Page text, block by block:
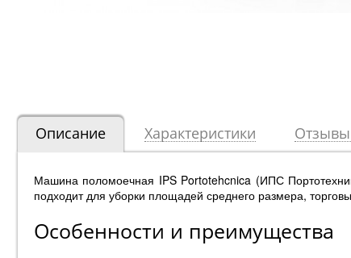
Описание Характеристики Отзывы
Машина поломоечная IPS Portotehcnica (ИПС
подходит для уборки площадей среднего размера,
Особенности и преимущества